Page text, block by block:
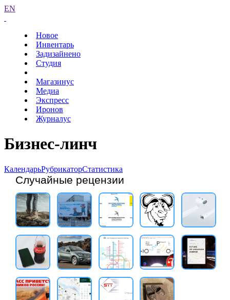
EN
Новое
Инвентарь
Задизайнено
Студия
Магазинус
Медиа
Экспресс
Иронов
Журналус
Бизнес-линч
КалендарьРубрикаторСтатистика
Случайные рецензии